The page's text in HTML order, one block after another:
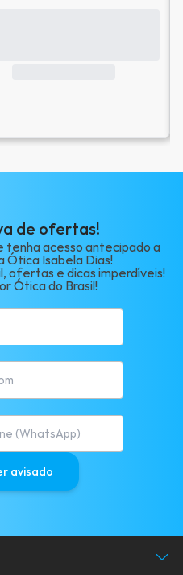
de ofertas!
tenha acesso antecipado a
Ótica Isabela Dias!
ofertas e dicas imperdíveis!
Ótica do Brasil!
avisado